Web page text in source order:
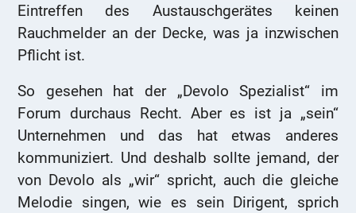
Eintreffen des Austauschgerätes keinen
Rauchmelder an der Decke, was ja inzwischen
Pflicht ist.
So gesehen hat der „Devolo Spezialist“ im
Forum durchaus Recht. Aber es ist ja „sein“
Unternehmen und das hat etwas anderes
kommuniziert. Und deshalb sollte jemand, der
von Devolo als „wir“ spricht, auch die gleiche
Melodie singen, wie es sein Dirigent, sprich